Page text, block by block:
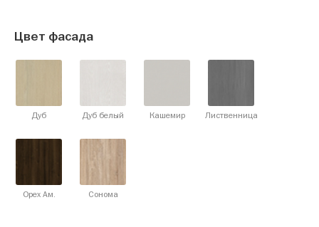
Цвет фасада
Дуб Дуб белый Кашемир Лиственница
Орех Ам. Сонома